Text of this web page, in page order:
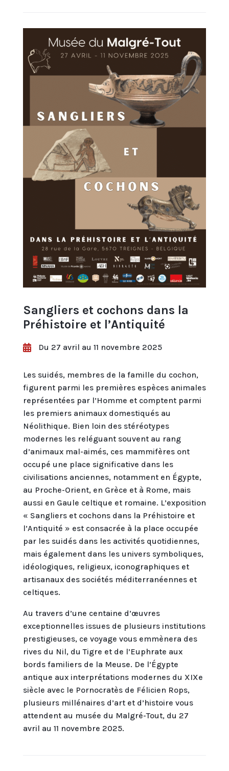
Sangliers et cochons dans la
Préhistoire et l’Antiquité
 Du 27 avril au 11 novembre 2025
Les suidés, membres de la famille du cochon,
figurent parmi les premières espèces animales
représentées par l’Homme et comptent parmi
les premiers animaux domestiqués au
Néolithique. Bien loin des stéréotypes
modernes les reléguant souvent au rang
d’animaux mal-aimés, ces mammifères ont
occupé une place significative dans les
civilisations anciennes, notamment en Égypte,
au Proche-Orient, en Grèce et à Rome, mais
aussi en Gaule celtique et romaine. L’exposition
« Sangliers et cochons dans la Préhistoire et
l’Antiquité » est consacrée à la place occupée
par les suidés dans les activités quotidiennes,
mais également dans les univers symboliques,
idéologiques, religieux, iconographiques et
artisanaux des sociétés méditerranéennes et
celtiques.
Au travers d’une centaine d’œuvres
exceptionnelles issues de plusieurs institutions
prestigieuses, ce voyage vous emmènera des
rives du Nil, du Tigre et de l’Euphrate aux
bords familiers de la Meuse. De l’Égypte
antique aux interprétations modernes du XIXe
siècle avec le Pornocratès de Félicien Rops,
plusieurs millénaires d’art et d’histoire vous
attendent au musée du Malgré-Tout, du 27
avril au 11 novembre 2025.